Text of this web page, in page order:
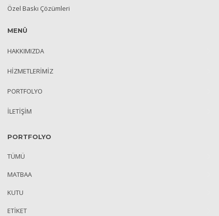
Özel Baskı Çözümleri
MENÜ
HAKKIMIZDA
HİZMETLERİMİZ
PORTFOLYO
İLETİŞİM
PORTFOLYO
TÜMÜ
MATBAA
KUTU
ETIKET